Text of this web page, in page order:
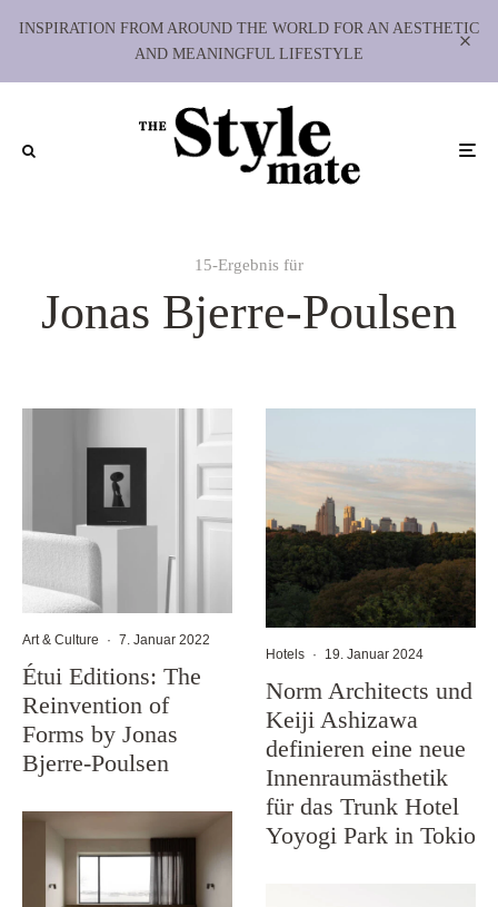
INSPIRATION FROM AROUND THE WORLD FOR AN AESTHETIC
AND MEANINGFUL LIFESTYLE
15-Ergebnis für
Jonas Bjerre-Poulsen
Art & Culture · 7. Januar 2022
Étui Editions: The
Reinvention of
Forms by Jonas
Bjerre-Poulsen
Hotels · 19. Januar 2024
Norm Architects und
Keiji Ashizawa
definieren eine neue
Innenraumästhetik
für das Trunk Hotel
Yoyogi Park in Tokio